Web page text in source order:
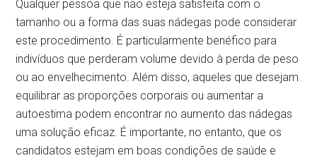
Qualquer pessoa que não esteja satisfeita com o
tamanho ou a forma das suas nádegas pode considerar
este procedimento. É particularmente benéfico para
indivíduos que perderam volume devido à perda de peso
ou ao envelhecimento. Além disso, aqueles que desejam
equilibrar as proporções corporais ou aumentar a
autoestima podem encontrar no aumento das nádegas
uma solução eficaz. É importante, no entanto, que os
candidatos estejam em boas condições de saúde e